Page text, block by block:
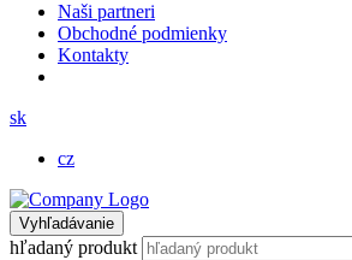
Naši partneri
Obchodné podmienky
Kontakty
sk
cz
Vyhľadávanie
hľadaný produkt